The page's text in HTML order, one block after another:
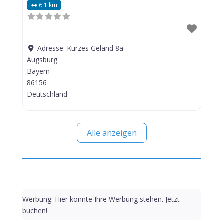
6.1 km
Adresse: Kurzes Geländ 8a
Augsburg
Bayern
86156
Deutschland
Alle anzeigen
Werbung: Hier könnte Ihre Werbung stehen. Jetzt
buchen!